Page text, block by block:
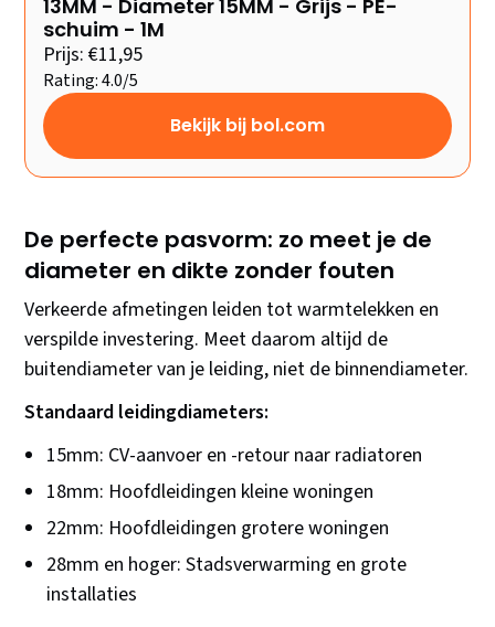
13MM - Diameter 15MM - Grijs - PE-
schuim - 1M
Prijs: €11,95
Rating: 4.0/5
Bekijk bij bol.com
De perfecte pasvorm: zo meet je de
diameter en dikte zonder fouten
Verkeerde afmetingen leiden tot warmtelekken en
verspilde investering. Meet daarom altijd de
buitendiameter van je leiding, niet de binnendiameter.
Standaard leidingdiameters:
15mm: CV-aanvoer en -retour naar radiatoren
18mm: Hoofdleidingen kleine woningen
22mm: Hoofdleidingen grotere woningen
28mm en hoger: Stadsverwarming en grote
installaties